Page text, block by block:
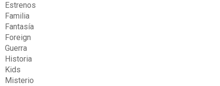
Estrenos
Familia
Fantasía
Foreign
Guerra
Historia
Kids
Misterio